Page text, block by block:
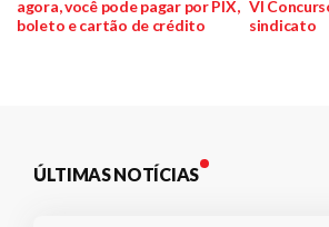
de
agora, você pode pagar por PIX,
boleto e cartão de crédito
VI
sindicato
ÚLTIMAS NOTÍCIAS